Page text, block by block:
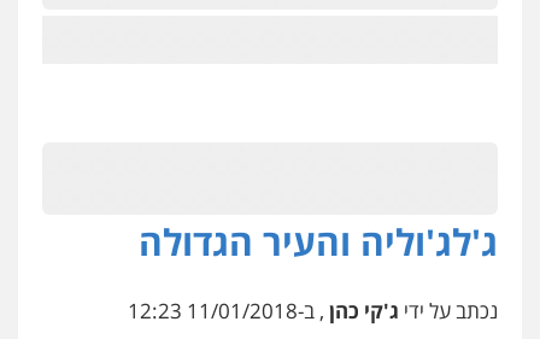
ג'לג'וליה והעיר הגדולה
נכתב על ידי ג'קי כהן , ב-11/01/2018 12:23